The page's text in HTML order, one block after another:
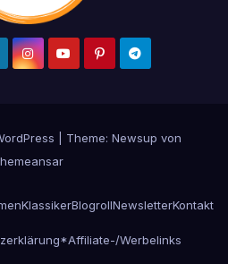
Theme: Newsup von
KlassikerBlogrollNewsletterKontakt
*Affiliate-/Werbelinks